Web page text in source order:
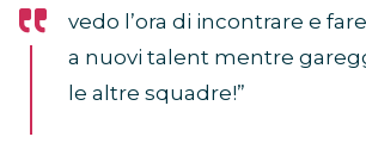
vedo l’ora di incontrare e
a nuovi talent mentre
le altre squadre!”